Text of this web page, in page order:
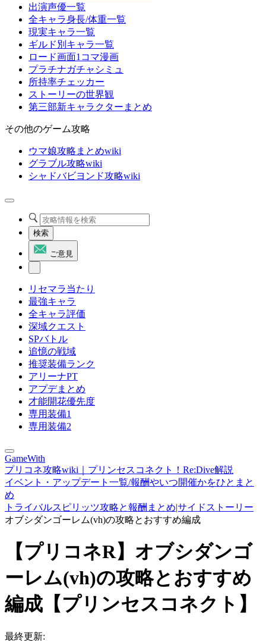
出演声優一覧
全キャラ身長/体重一覧
現実キャラ一覧
ギルド別キャラ一覧
ロード画面1コマ漫画
プラチナガチャシミュ
所持率チェッカー
ストーリーの世界観
第三部新キャラクターまとめ
その他のゲーム攻略
ウマ娘攻略まとめwiki
グラブル攻略wiki
シャドバビヨンド攻略wiki
検索
ご意見
リセマラ当たり
最強キャラ
全キャラ評価
深域クエスト
SPバトル
追憶の戦域
推奨装備ランク
アリーナPT
アプデまとめ
才能開花優先度
専用装備1
専用装備2
GameWith
プリコネ攻略wiki｜プリンセスコネクト！Re:Dive解説
イベント・アップデート一覧/報酬やいつ開催かをひとまと
め
トライバルスピリッツ攻略と報酬まとめ|サイドストーリー
オブシダンゴーレム(vh)の攻略とおすすめ編成
【プリコネR】オブシダンゴ
ーレム(vh)の攻略とおすすめ
編成【プリンセスコネクト】
最終更新: